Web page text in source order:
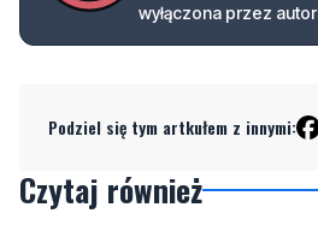
wyłączona przez
Podziel się tym artkułem z innymi:
Czytaj również